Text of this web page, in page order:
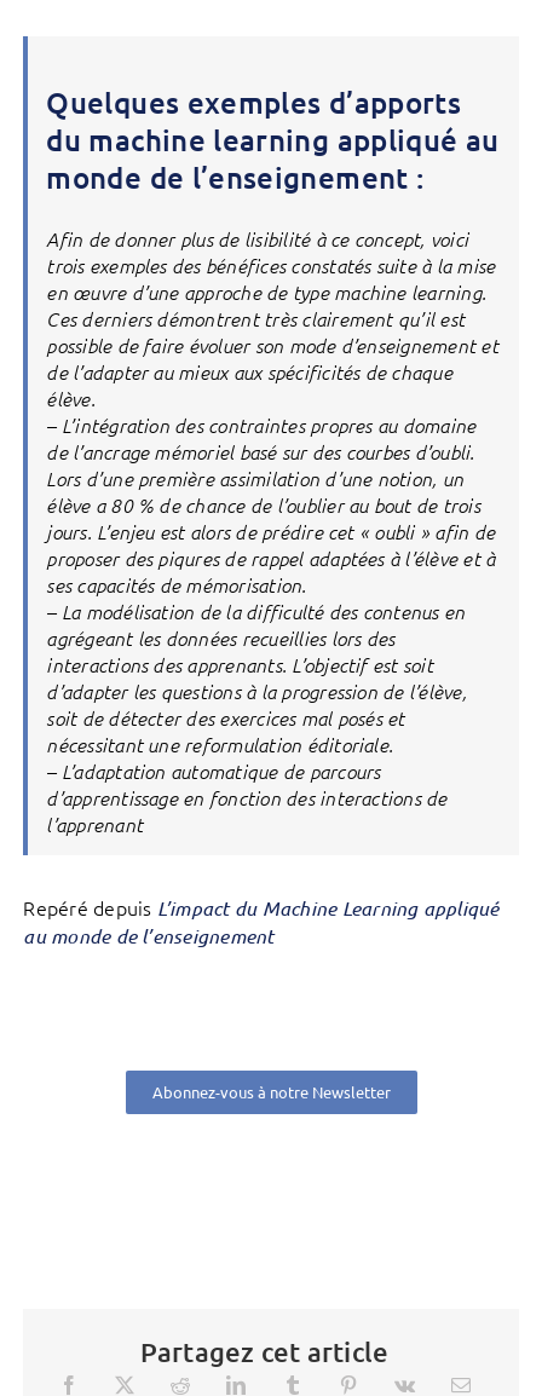
Quelques exemples d’apports
du machine learning appliqué au
monde de l’enseignement :
Afin de donner plus de lisibilité à ce concept, voici
trois exemples des bénéfices constatés suite à la mise
en œuvre d’une approche de type machine learning.
Ces derniers démontrent très clairement qu’il est
possible de faire évoluer son mode d’enseignement et
de l’adapter au mieux aux spécificités de chaque
élève.
– L’intégration des contraintes propres au domaine
de l’ancrage mémoriel basé sur des courbes d’oubli.
Lors d’une première assimilation d’une notion, un
élève a 80 % de chance de l’oublier au bout de trois
jours. L’enjeu est alors de prédire cet « oubli » afin de
proposer des piqures de rappel adaptées à l’élève et à
ses capacités de mémorisation.
– La modélisation de la difficulté des contenus en
agrégeant les données recueillies lors des
interactions des apprenants. L’objectif est soit
d’adapter les questions à la progression de l’élève,
soit de détecter des exercices mal posés et
nécessitant une reformulation éditoriale.
– L’adaptation automatique de parcours
d’apprentissage en fonction des interactions de
l’apprenant
Repéré depuis L’impact du Machine Learning appliqué
au monde de l’enseignement
Abonnez-vous à notre Newsletter
Partagez cet article